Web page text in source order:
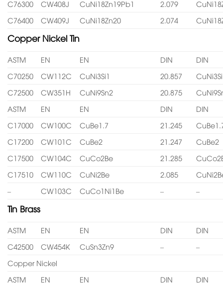
C76300
CW408J CuNi18Zn19Pb1 2.079
C76400
CW409J CuNi18Zn20 2.074
Copper Nickel Tin
ASTM EN EN DIN
DIN
C70250
CW112C CuNi3Si1 20.857
CuNi3Si
C72500
CW351H CuNi9Sn2 20.875
ASTM
EN EN DIN
DIN
C17000
CW100C CuBe1.7 21.245
C17200
CW101C CuBe2 21.247
CuBe2
C17500
CW104C CuCo2Be 21.285
C17510
CW110C CuNi2Be 2.085
–
CW103C CuCo1Ni1Be – –
Tin Brass
ASTM EN EN DIN
DIN
C42500
CW454K CuSn3Zn9 –
–
Copper Nickel
ASTM
EN EN DIN
DIN